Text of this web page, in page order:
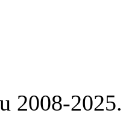
2008-